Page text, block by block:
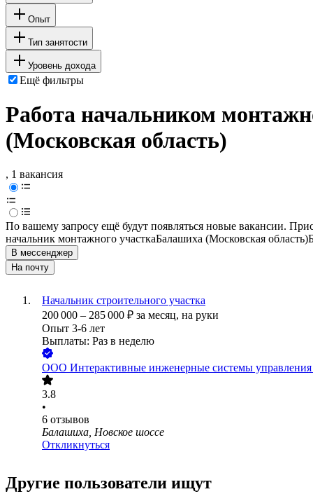
Опыт
Тип занятости
Уровень дохода
Ещё фильтры
Работа начальником
(Московская область)
, 1 вакансия
По вашему запросу ещё будут появляться новые вакансии.
начальник монтажного участкаБалашиха (Московская область)
В мессенджер
На почту
Начальник строительного участка
200 000 – 285 000 ₽ за месяц, на руки
Опыт 3-6 лет
Выплаты: Раз в неделю
ООО Интерактивные инженерные системы
3.8
•
6 отзывов
Балашиха, Новское шоссе
Откликнуться
Другие пользователи ищут